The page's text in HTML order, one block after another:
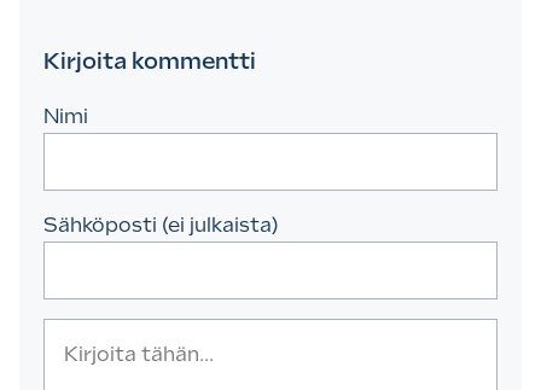
Kirjoita kommentti
Nimi
Sähköposti (ei julkaista)